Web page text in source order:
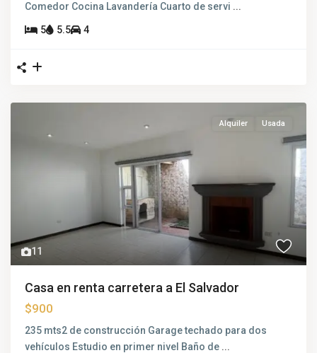
Comedor Cocina Lavandería Cuarto de servi ...
5 5.5 4
11
Alquiler Usada
Casa en renta carretera a El Salvador
$900
235 mts2 de construcción Garage techado para dos
vehículos Estudio en primer nivel Baño de ...